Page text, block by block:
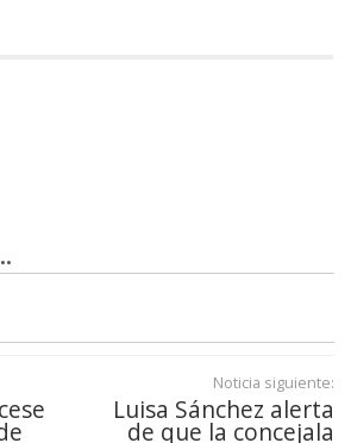
Noticia siguiente:
Luisa Sánchez alerta
de que la concejala